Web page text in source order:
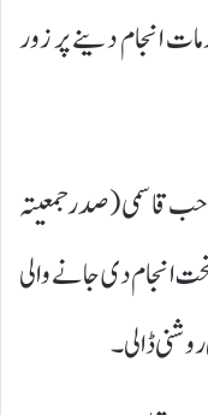
انجام دینے پر زور
قاسمی (صدر جمعیتہ
انجام دی جانے والی
ڈالی۔